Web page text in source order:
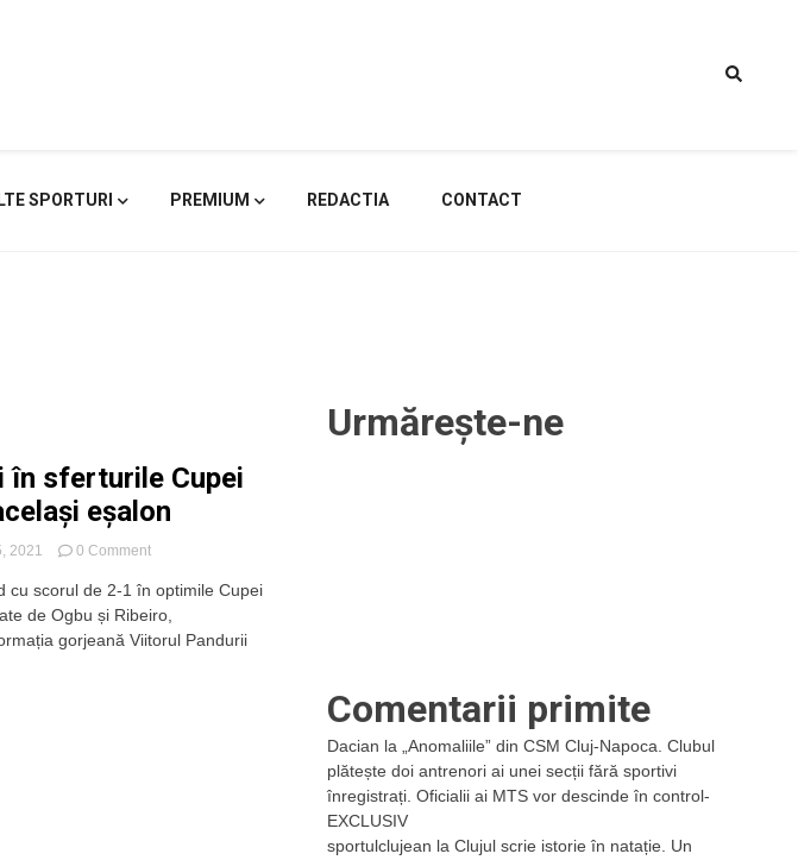
SPORTURI PREMIUM REDACTIA CONTACT
în sferturile Cupei
eșalon
2021 0 Commenton
Cluj
va
întâlni
cu scorul de 2-1 în optimile Cupei
de Ogbu și Ribeiro,
gorjeană Viitorul Pandurii
Urmărește-ne
Comentarii primite
Dacian la
„Anomaliile” din CSM Cluj-Napoca. Clubul
plătește doi antrenori ai unei secții fără sportivi
înregistrați. Oficialii ai MTS vor descinde în control-
EXCLUSIV
sportulclujean la Clujul scrie istorie în natație. Un